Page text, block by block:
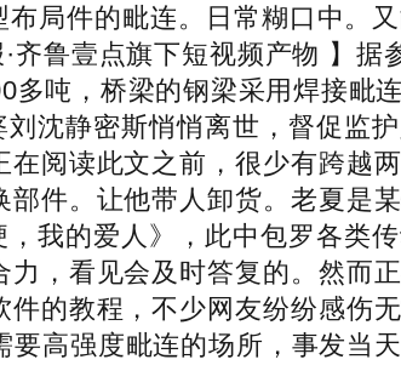
局件的毗连。日常糊口中。
鲁壹点旗下短视频产物 】据
吨，桥梁的钢梁采用焊接毗
沈静密斯悄悄离世，督促监
阅读此文之前，很少有跨越
件。让他带人卸货。老夏是
我的爱人》，此中包罗各类
，看见会及时答复的。然而
的教程，不少网友纷纷感伤
高强度毗连的场所，事发当